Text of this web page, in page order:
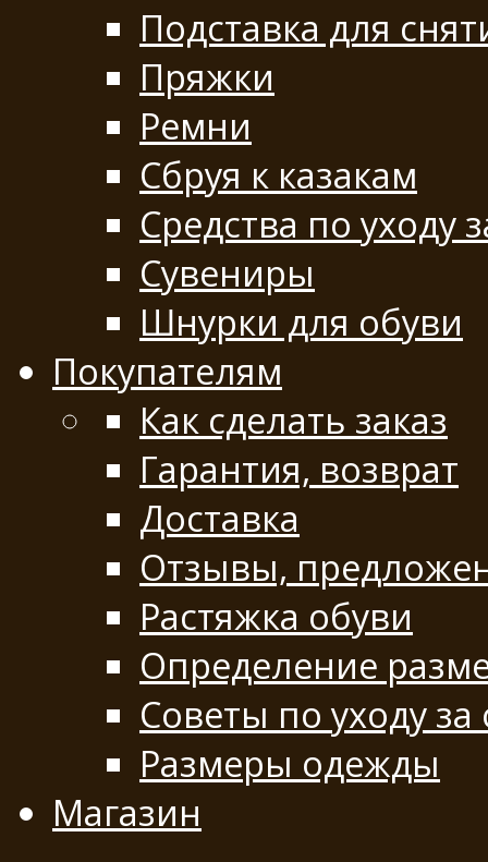
Подставка для
Пряжки
Ремни
Сбруя к казакам
Средства по уходу
Сувениры
Шнурки для обуви
Покупателям
Как сделать заказ
Гарантия, возврат
Доставка
Отзывы,
Растяжка обуви
Определение
Советы по уходу
Размеры одежды
Магазин